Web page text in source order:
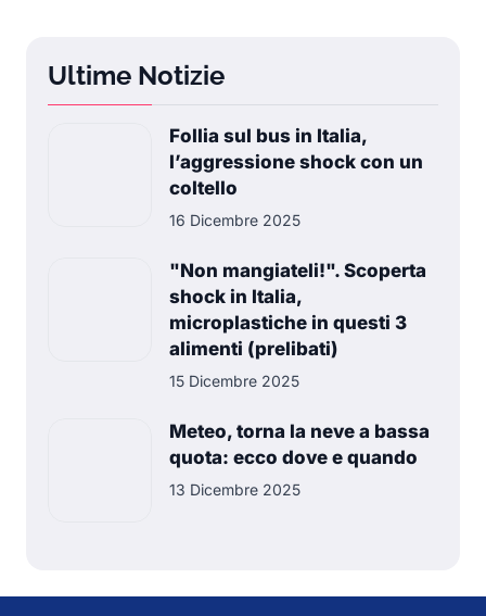
Ultime Notizie
Follia sul bus in Italia,
l’aggressione shock con un
coltello
16 Dicembre 2025
"Non mangiateli!". Scoperta
shock in Italia,
microplastiche in questi 3
alimenti (prelibati)
15 Dicembre 2025
Meteo, torna la neve a bassa
quota: ecco dove e quando
13 Dicembre 2025